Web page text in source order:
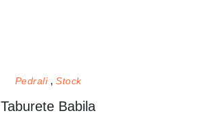
Pedrali Stock
Taburete Babila